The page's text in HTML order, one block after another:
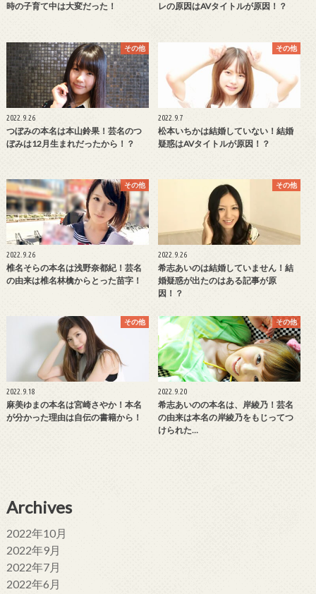
時の子育て中は大変だった！
レの原因はAVタイトルが原因！？
その他
2022.9.26
つぼみの本名は本山鈴果！芸名のつ
ぼみは12月生まれだったから！？
その他
2022.9.7
松本いちかは結婚していない！結婚
疑惑はAVタイトルが原因！？
その他
2022.9.26
椎名そらの本名は浅野奈都紀！芸名
の由来は椎名林檎からとった苗字！
その他
2022.9.26
希志あいのは結婚していません！結
婚疑惑が出たのはある記事が原
因！？
その他
2022.9.18
麻美ゆまの本名は宮崎さやか！本名
が分かった理由は自伝の書籍から！
その他
2022.9.20
希志あいのの本名は、岸綾乃！芸名
の由来は本名の岸綾乃をもじってつ
けられた…
Archives
2022年10月
2022年9月
2022年7月
2022年6月